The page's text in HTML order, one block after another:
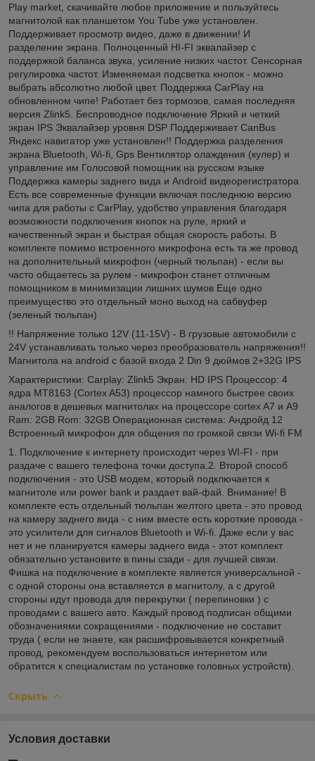
Play market, скачивайте любое приложение и пользуйтесь
магнитолой как планшетом You Tube уже установлен.
Поддерживает просмотр видео, даже в движении! И
разделение экрана. Полноценный HI-FI эквалайзер с
поддержкой баланса звука, усиление низких частот. Сенсорная
регулировка частот. Изменяемая подсветка кнопок - можно
выбрать абсолютно любой цвет. Поддержка CarPlay на
обновленном чипе! Работает без тормозов, самая последняя
версия Zlink5. Беспроводное подключение Яркий и четкий
экран IPS Эквалайзер уровня DSP Поддерживает CanBus
Яндекс навигатор уже установлен!! Поддержка разделения
экрана Bluetooth, Wi-fi, Gps Вентилятор олаждения (кулер) и
управление им Голосовой помощник на русском языке
Поддержка камеры заднего вида и Android видеорегистратора
Есть все современные функции включая последнюю версию
чипа для работы с CarPlay, удобство управления благодаря
возможности подключения кнопок на руле, яркий и
качественный экран и быстрая общая скорость работы. В
комплекте помимо встроенного микрофона есть та же провод
на дополнительный микрофон (черный тюльпан) - если вы
часто общаетесь за рулем - микрофон станет отличным
помощником в минимизации лишних шумов Еще одно
преимущество это отдельный моно выход на сабвуфер
(зеленый тюльпан)
!! Напряжение только 12V (11-15V) - В грузовые автомобили с
24V устанавливать только через преобразователь напряжения!!
Магнитола на android с базой входа 2 Din 9 дюймов 2+32G IPS
Характеристики: Carplay: Zlink5 Экран: HD IPS Процессор: 4
ядра MT8163 (Cortex A53) процессор намного быстрее своих
аналогов в дешевых магнитолах на процессоре cortex A7 и A9
Ram: 2GB Rom: 32GB Операционная система: Андройд 12
Встроенный микрофон для общения по громкой связи Wi-fi FM
1. Подключение к интернету происходит через WI-FI - при
раздаче с вашего телефона точки доступа.2. Второй способ
подключения - это USB модем, который подключается к
магнитоле или power bank и раздает вай-фай. Внимание! В
комплекте есть отдельный тюльпан желтого цвета - это провод
на камеру заднего вида - с ним вместе есть короткие провода -
это усилители для сигналов Bluetooth и Wi-fi. Даже если у вас
нет и не планируется камеры заднего вида - этот комплект
обязательно установите в пины сзади - для лучшей связи.
Фишка на подключение в комплекте является универсальной -
с одной стороны она вставляется в магнитолу, а с другой
стороны идут провода для перекрутки ( перепиновки ) с
проводами с вашего авто. Каждый провод подписан общими
обозначениями сокращениями - подключение не составит
труда ( если не знаете, как расшифровывается конкретный
провод, рекомендуем воспользоваться интернетом или
обратится к специалистам по установке головных устройств).
Скрыть
Условия доставки